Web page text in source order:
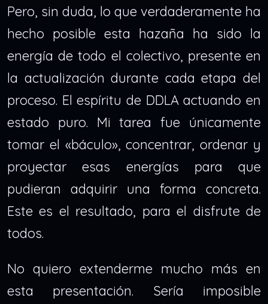
Pero, sin duda, lo que verdaderamente ha
hecho posible esta hazaña ha sido la
energía de todo el colectivo, presente en
la actualización durante cada etapa del
proceso. El espíritu de DDLA actuando en
estado puro. Mi tarea fue únicamente
tomar el «báculo», concentrar, ordenar y
proyectar esas energías para que
pudieran adquirir una forma concreta.
Este es el resultado, para el disfrute de
todos.
No quiero extenderme mucho más en
esta presentación. Sería imposible